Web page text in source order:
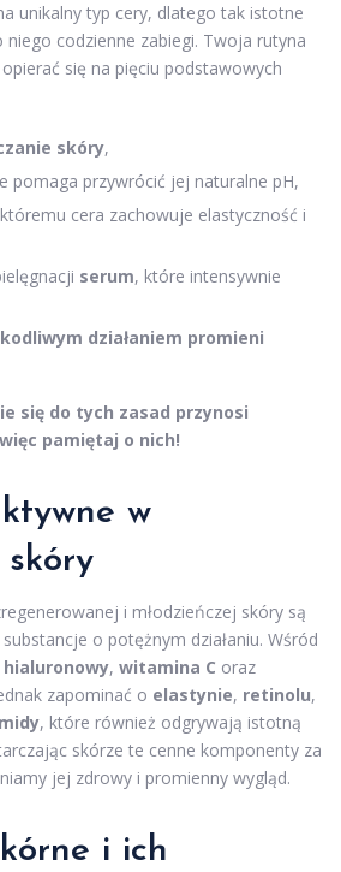
unikalny typ cery, dlatego tak istotne
codzienne zabiegi. Twoja rutyna
się na pięciu podstawowych
skóry,
pomaga przywrócić jej naturalne pH,
cera zachowuje elastyczność i
serum, które intensywnie
działaniem promieni
się do tych zasad przynosi
pamiętaj o nich!
w
i młodzieńczej skóry są
o potężnym działaniu. Wśród
, witamina C oraz
zapominać o elastynie, retinolu,
, które również odgrywają istotną
skórze te cenne komponenty za
jej zdrowy i promienny wygląd.
i ich